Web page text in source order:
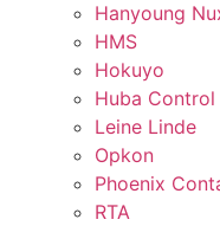
Hanyoung
HMS
Hokuyo
Huba Control
Leine Linde
Opkon
Phoenix
RTA